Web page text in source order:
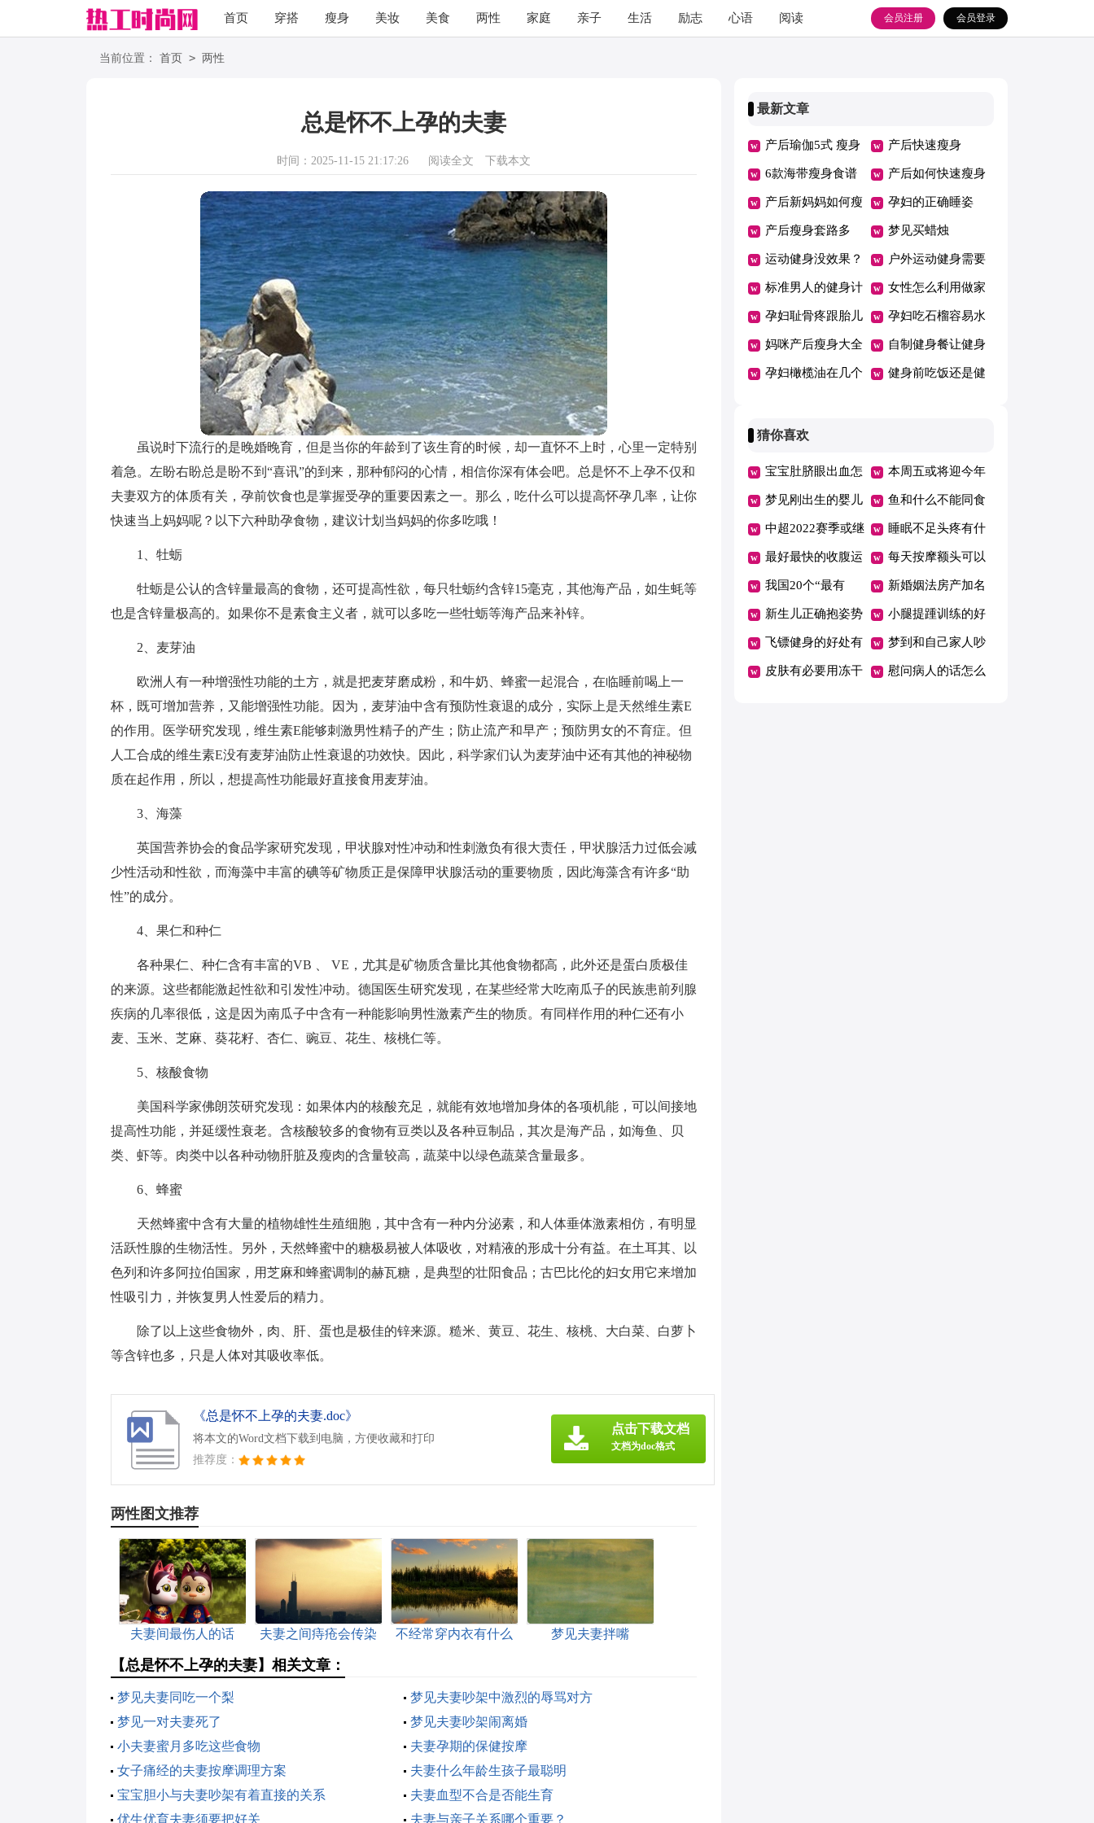
首页 穿搭 瘦身 美妆 美食 两性 家庭 亲子 生活 励志 心语 阅读 会员登录
会员注册
当前位置： 首页 > 两性
总是怀不上孕的夫妻
时间：2025-11-15 21:17:26 阅读全文 下载本文
虽说时下流行的是晚婚晚育，但是当你的年龄到了该生育的时候，却一直怀不上时，心里一定特别
着急。左盼右盼总是盼不到“喜讯”的到来，那种郁闷的心情，相信你深有体会吧。总是怀不上孕不仅和
夫妻双方的体质有关，孕前饮食也是掌握受孕的重要因素之一。那么，吃什么可以提高怀孕几率，让你
快速当上妈妈呢？以下六种助孕食物，建议计划当妈妈的你多吃哦！
1、牡蛎
牡蛎是公认的含锌量最高的食物，还可提高性欲，每只牡蛎约含锌15毫克，其他海产品，如生蚝等
也是含锌量极高的。如果你不是素食主义者，就可以多吃一些牡蛎等海产品来补锌。
2、麦芽油
欧洲人有一种增强性功能的土方，就是把麦芽磨成粉，和牛奶、蜂蜜一起混合，在临睡前喝上一
杯，既可增加营养，又能增强性功能。因为，麦芽油中含有预防性衰退的成分，实际上是天然维生素E
的作用。医学研究发现，维生素E能够刺激男性精子的产生；防止流产和早产；预防男女的不育症。但
人工合成的维生素E没有麦芽油防止性衰退的功效快。因此，科学家们认为麦芽油中还有其他的神秘物
质在起作用，所以，想提高性功能最好直接食用麦芽油。
3、海藻
英国营养协会的食品学家研究发现，甲状腺对性冲动和性刺激负有很大责任，甲状腺活力过低会减
少性活动和性欲，而海藻中丰富的碘等矿物质正是保障甲状腺活动的重要物质，因此海藻含有许多“助
性”的成分。
4、果仁和种仁
各种果仁、种仁含有丰富的VB 、 VE，尤其是矿物质含量比其他食物都高，此外还是蛋白质极佳
的来源。这些都能激起性欲和引发性冲动。德国医生研究发现，在某些经常大吃南瓜子的民族患前列腺
疾病的几率很低，这是因为南瓜子中含有一种能影响男性激素产生的物质。有同样作用的种仁还有小
麦、玉米、芝麻、葵花籽、杏仁、豌豆、花生、核桃仁等。
5、核酸食物
美国科学家佛朗茨研究发现：如果体内的核酸充足，就能有效地增加身体的各项机能，可以间接地
提高性功能，并延缓性衰老。含核酸较多的食物有豆类以及各种豆制品，其次是海产品，如海鱼、贝
类、虾等。肉类中以各种动物肝脏及瘦肉的含量较高，蔬菜中以绿色蔬菜含量最多。
6、蜂蜜
天然蜂蜜中含有大量的植物雄性生殖细胞，其中含有一种内分泌素，和人体垂体激素相仿，有明显
活跃性腺的生物活性。另外，天然蜂蜜中的糖极易被人体吸收，对精液的形成十分有益。在土耳其、以
色列和许多阿拉伯国家，用芝麻和蜂蜜调制的赫瓦糖，是典型的壮阳食品；古巴比伦的妇女用它来增加
性吸引力，并恢复男人性爱后的精力。
除了以上这些食物外，肉、肝、蛋也是极佳的锌来源。糙米、黄豆、花生、核桃、大白菜、白萝卜
等含锌也多，只是人体对其吸收率低。
《总是怀不上孕的夫妻.doc》
将本文的Word文档下载到电脑，方便收藏和打印
推荐度：
点击下载文档
文档为doc格式
两性图文推荐
夫妻间最伤人的话
夫妻之间痔疮会传染
不经常穿内衣有什么
梦见夫妻拌嘴
【总是怀不上孕的夫妻】相关文章：
梦见夫妻同吃一个梨
梦见夫妻吵架中激烈的辱骂对方
梦见一对夫妻死了
梦见夫妻吵架闹离婚
小夫妻蜜月多吃这些食物
夫妻孕期的保健按摩
女子痛经的夫妻按摩调理方案
夫妻什么年龄生孩子最聪明
宝宝胆小与夫妻吵架有着直接的关系
夫妻血型不合是否能生育
优生优育夫妻须要把好关
夫妻与亲子关系哪个重要？
最新文章
产后瑜伽5式 瘦身
育儿两不误
产后快速瘦身
6款海带瘦身食谱 产后如何快速瘦身
（热）
产后新妈妈如何瘦
身瘦器官
孕妇的正确睡姿
产后瘦身套路多
方法错误越减越肥
梦见买蜡烛
运动健身没效果？
看看别人是怎么做
的
户外运动健身需要
注意什么
标准男人的健身计
划
女性怎么利用做家
务健身
孕妇耻骨疼跟胎儿
入盆有关吗
孕妇吃石榴容易水
肿吗
妈咪产后瘦身大全
饮食篇
自制健身餐让健身
事半功倍
孕妇橄榄油在几个 健身前吃饭还是健
猜你喜欢
宝宝肚脐眼出血怎
么回事
本周五或将迎今年
油价首跌
梦见刚出生的婴儿
满嘴牙
鱼和什么不能同食
中超2022赛季或继
续赛会制空场举行
睡眠不足头疼有什
么好办法
最好最快的收腹运
动是什么
每天按摩额头可以
消除皱纹吗
我国20个“最有
钱”城市公布
新婚姻法房产加名
无效是吗
新生儿正确抱姿势
图解
小腿提踵训练的好
处
飞镖健身的好处有
哪些
梦到和自己家人吵
架哭了
皮肤有必要用冻干 慰问病人的话怎么